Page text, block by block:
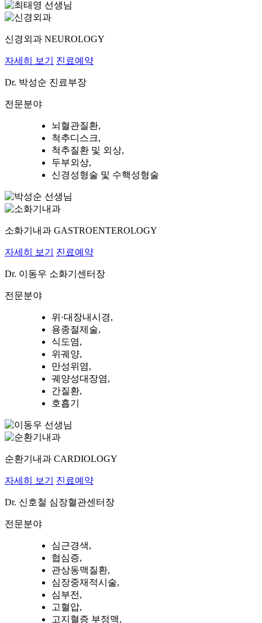
신경외과 NEUROLOGY
자세히 보기 진료예약
Dr. 박성순 진료부장
전문분야
뇌혈관질환,
척추디스크,
척추질환 및 외상,
두부외상,
신경성형술 및 수핵성형술
소화기내과 GASTROENTEROLOGY
자세히 보기 진료예약
Dr. 이동우 소화기센터장
전문분야
위·대장내시경,
용종절제술,
식도염,
위궤양,
만성위염,
궤양성대장염,
간질환,
호흡기
순환기내과 CARDIOLOGY
자세히 보기 진료예약
Dr. 신호철 심장혈관센터장
전문분야
심근경색,
협심증,
관상동맥질환,
심장중재적시술,
심부전,
고혈압,
고지혈증 부정맥,